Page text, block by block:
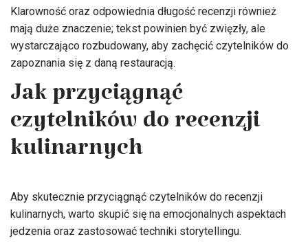
Klarowność oraz odpowiednia długość recenzji również
mają duże znaczenie; tekst powinien być zwięzły, ale
wystarczająco rozbudowany, aby zachęcić czytelników do
zapoznania się z daną restauracją.
Jak przyciągnąć
czytelników do recenzji
kulinarnych
Aby skutecznie przyciągnąć czytelników do recenzji
kulinarnych, warto skupić się na emocjonalnych aspektach
jedzenia oraz zastosować techniki storytellingu.